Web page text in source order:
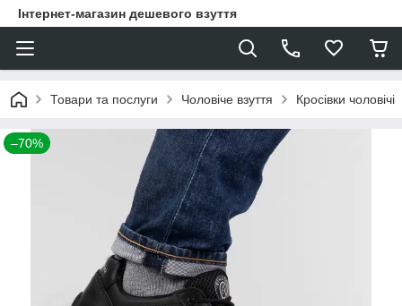
Інтернет-магазин дешевого взуття
Товари та послуги Чоловіче взуття Кросівки чоловічі
–70%